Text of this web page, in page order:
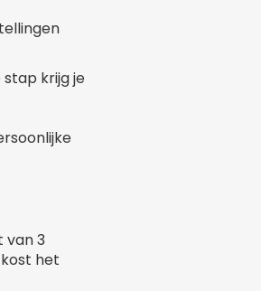
stap krijg je
van 3
het